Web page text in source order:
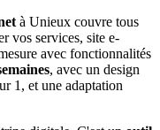
à Unieux couvre tous
vos services, site e-
avec fonctionnalités
, avec un design
1, et une adaptation